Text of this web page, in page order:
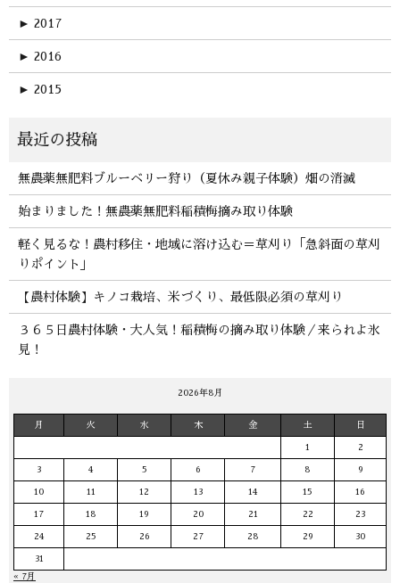
► 2017
► 2016
► 2015
無農薬無肥料ブルーベリー狩り（夏休み親子体験）畑の消滅
始まりました！無農薬無肥料稲積梅摘み取り体験
軽く見るな！農村移住・地域に溶け込む＝草刈り「急斜面の草刈
りポイント」
【農村体験】キノコ栽培、米づくり、最低限必須の草刈り
３６５日農村体験・大人気！稲積梅の摘み取り体験／来られよ氷
見！
2026年8月
月 火 水 木 金 土 日
1 2
3 4 5 6 7 8 9
10 11 12 13 14 15 16
17 18 19 20 21 22 23
24 25 26 27 28 29 30
31
« 7月